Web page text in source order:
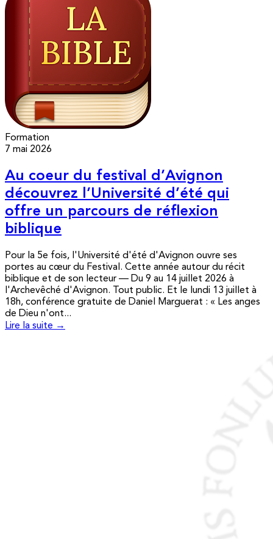
Formation
7 mai 2026
Au coeur du festival d’Avignon
découvrez l’Université d’été qui
offre un parcours de réflexion
biblique
Pour la 5e fois, l'Université d'été d'Avignon ouvre ses
portes au cœur du Festival. Cette année autour du récit
biblique et de son lecteur — Du 9 au 14 juillet 2026 à
l'Archevêché d'Avignon. Tout public. Et le lundi 13 juillet à
18h, conférence gratuite de Daniel Marguerat : « Les anges
de Dieu n'ont...
Lire la suite →